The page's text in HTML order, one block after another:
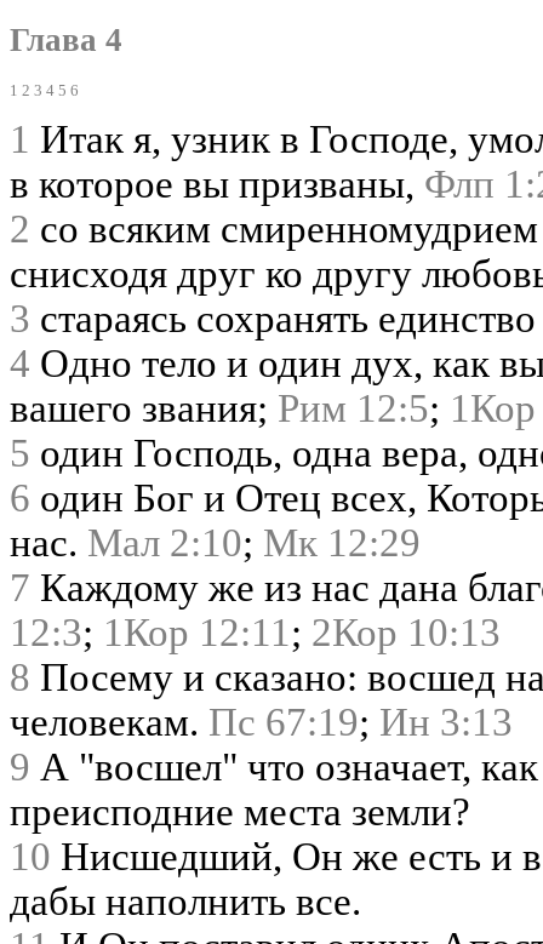
Глава 4
1 2 3 4 5 6
1 Итак я, узник в Господе,
в которое вы призваны, Флп
2 со всяким
снисходя друг ко другу
3 стараясь сохранять
4 Одно тело и один дух, как
вашего звания; Рим 12:5;
5 один Господь, одна вера,
6 один Бог и Отец всех,
нас. Мал 2:10; Мк 12:29
7 Каждому же из нас дана
12:3; 1Кор 12:11 ; 2Кор 10:13
8 Посему и сказано: восшед
человекам. Пс 67:19; Ин 3:13
9 А "восшел" что означает,
преисподние места земли?
10 Нисшедший, Он же есть и
дабы наполнить все.